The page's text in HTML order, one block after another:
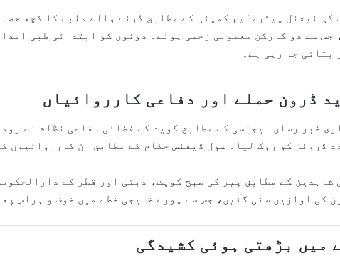
کی نیشنل پیٹرولیم کمپنی کے مطابق گرنے والے ملبے کا کچھ
جس سے دو کارکن معمولی زخمی ہوئے۔ دونوں کو ابتدائی طبی
بتائی جا رہی ہے۔
ڈرون حملے اور دفاعی کارروائیاں
خبر رساں ایجنسی کے مطابق کویت کے فضائی دفاعی نظام نے
ڈرونز کو روک لیا۔ سول ڈیفنس حکام کے مطابق ان کارروائیوں
شاہدین کے مطابق پیر کی صبح کویت، دبئی اور قطر کے
کی آوازیں سنی گئیں، جس سے پورے خلیجی خطے میں خوف و ہراس
میں بڑھتی ہوئی کشیدگی